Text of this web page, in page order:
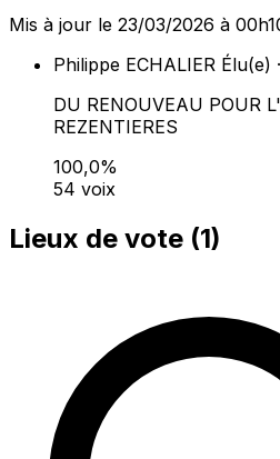
Mis à jour le 23/03/2026 à
Philippe ECHALIER Élu(e)
DU RENOUVEAU POUR
REZENTIERES
100,0%
54 voix
Lieux de vote (1)